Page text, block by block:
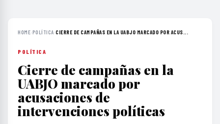
HOME›POLÍTICA›CIERRE DE CAMPAÑAS EN LA UABJO MARCADO POR ACUS...
POLÍTICA
Cierre de campañas en la
UABJO marcado por
acusaciones de
intervenciones políticas